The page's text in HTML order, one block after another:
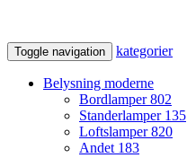
Toggle navigation kategorier
Belysning moderne
Bordlamper802
Standerlamper 135
Loftslamper820
Andet 183